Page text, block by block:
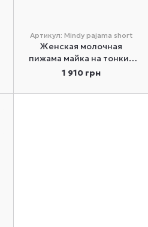
Артикул: Mindy pajama short
Женская молочная
пижама майка на тонких
бретелях и шортах Mindy
1 910 грн